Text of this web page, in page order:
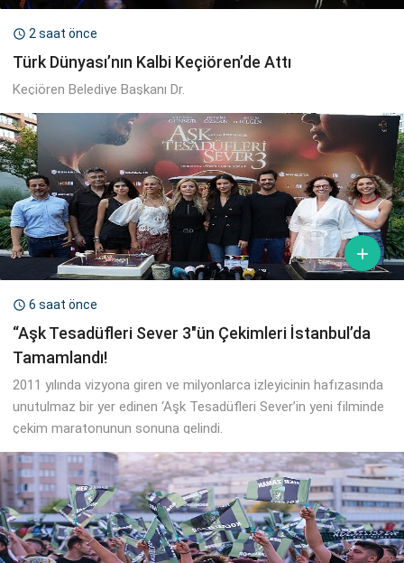
 2 saat önce
Türk Dünyası’nın Kalbi Keçiören’de Attı
Keçiören Belediye Başkanı Dr.

 6 saat önce
“Aşk Tesadüfleri Sever 3″ün Çekimleri İstanbul’da
Tamamlandı!
2011 yılında vizyona giren ve milyonlarca izleyicinin hafızasında
unutulmaz bir yer edinen ‘Aşk Tesadüfleri Sever’in yeni filminde
çekim maratonunun sonuna gelindi.